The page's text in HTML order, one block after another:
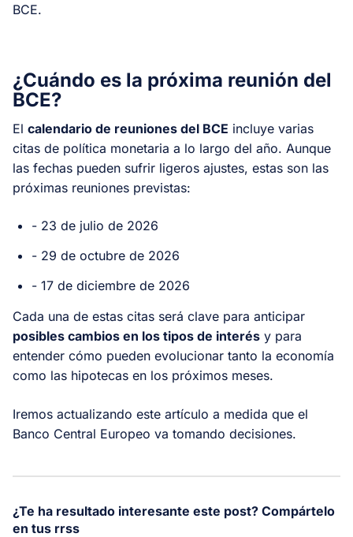
BCE.
¿Cuándo es la próxima reunión del
BCE?
El calendario de reuniones del BCE incluye varias
citas de política monetaria a lo largo del año. Aunque
las fechas pueden sufrir ligeros ajustes, estas son las
próximas reuniones previstas:
- 23 de julio de 2026
- 29 de octubre de 2026
- 17 de diciembre de 2026
Cada una de estas citas será clave para anticipar
posibles cambios en los tipos de interés y para
entender cómo pueden evolucionar tanto la economía
como las hipotecas en los próximos meses.
Iremos actualizando este artículo a medida que el
Banco Central Europeo va tomando decisiones.
¿Te ha resultado interesante este post? Compártelo
en tus rrss